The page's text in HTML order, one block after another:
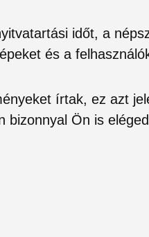
időt, a
és a
írtak, ez azt
bizonnyal Ön is